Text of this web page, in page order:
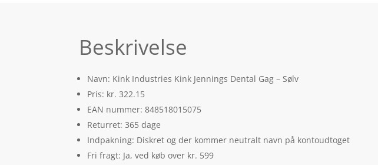
Beskrivelse
Navn: Kink Industries Kink Jennings Dental Gag – Sølv
Pris: kr. 322.15
EAN nummer: 848518015075
Returret: 365 dage
Indpakning: Diskret og der kommer neutralt navn på kontoudtoget
Fri fragt: Ja, ved køb over kr. 599